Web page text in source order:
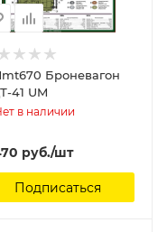
Броневагон
41 UM
в наличии
руб./шт
Подписаться